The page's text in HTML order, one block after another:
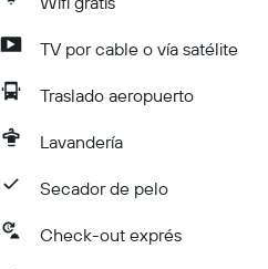
TV por cable o vía satélite
Traslado aeropuerto
Lavandería
Secador de pelo
Check-out exprés